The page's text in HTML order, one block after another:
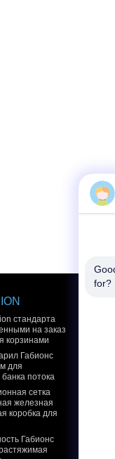
стандарта
на заказ
корзинами
Габионс
для
потока
сетка
железная
коробка для
Габионс
for?